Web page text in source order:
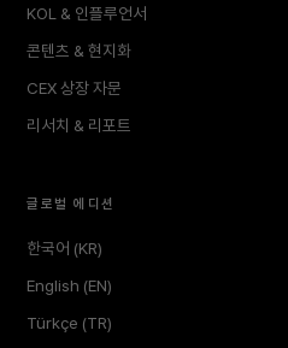
KOL & 인플루언서
콘텐츠 & 현지화
CEX 상장 자문
리서치 & 리포트
글로벌 에디션
한국어 (KR)
English (EN)
Türkçe (TR)